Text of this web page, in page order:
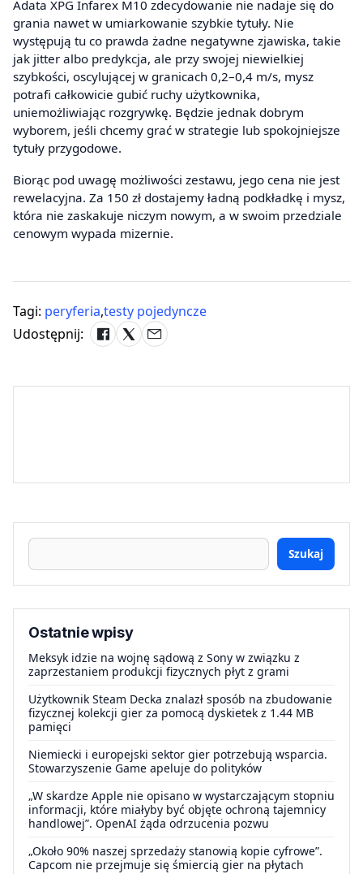
Adata XPG Infarex M10 zdecydowanie nie nadaje się do
grania nawet w umiarkowanie szybkie tytuły. Nie
występują tu co prawda żadne negatywne zjawiska, takie
jak jitter albo predykcja, ale przy swojej niewielkiej
szybkości, oscylującej w granicach 0,2–0,4 m/s, mysz
potrafi całkowicie gubić ruchy użytkownika,
uniemożliwiając rozgrywkę. Będzie jednak dobrym
wyborem, jeśli chcemy grać w strategie lub spokojniejsze
tytuły przygodowe.
Biorąc pod uwagę możliwości zestawu, jego cena nie jest
rewelacyjna. Za 150 zł dostajemy ładną podkładkę i mysz,
która nie zaskakuje niczym nowym, a w swoim przedziale
cenowym wypada mizernie.
Tagi: peryferia,testy pojedyncze
Udostępnij:
Szukaj
Ostatnie wpisy
Meksyk idzie na wojnę sądową z Sony w związku z
zaprzestaniem produkcji fizycznych płyt z grami
Użytkownik Steam Decka znalazł sposób na zbudowanie
fizycznej kolekcji gier za pomocą dyskietek z 1.44 MB
pamięci
Niemiecki i europejski sektor gier potrzebują wsparcia.
Stowarzyszenie Game apeluje do polityków
„W skardze Apple nie opisano w wystarczającym stopniu
informacji, które miałyby być objęte ochroną tajemnicy
handlowej”. OpenAI żąda odrzucenia pozwu
„Około 90% naszej sprzedaży stanowią kopie cyfrowe”.
Capcom nie przejmuje się śmiercią gier na płytach